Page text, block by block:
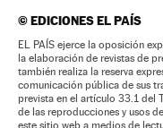
©EDICIONES EL PAÍS
EL PAÍS ejerce la oposición
la elaboración de revistas de
también realiza la reserva
comunicación pública de sus
prevista en el artículo 33.1 del
de las reproducciones y usos
este sitio web a medios de